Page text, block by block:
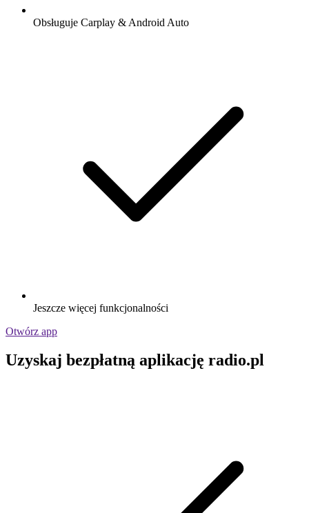
Obsługuje Carplay & Android Auto
Jeszcze więcej funkcjonalności
Otwórz app
Uzyskaj bezpłatną aplikację radio.pl